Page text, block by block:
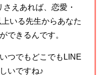
えあれば、恋愛・
いる先生からあなた
できるんです。
つでもどこでもLINE
いですね♪